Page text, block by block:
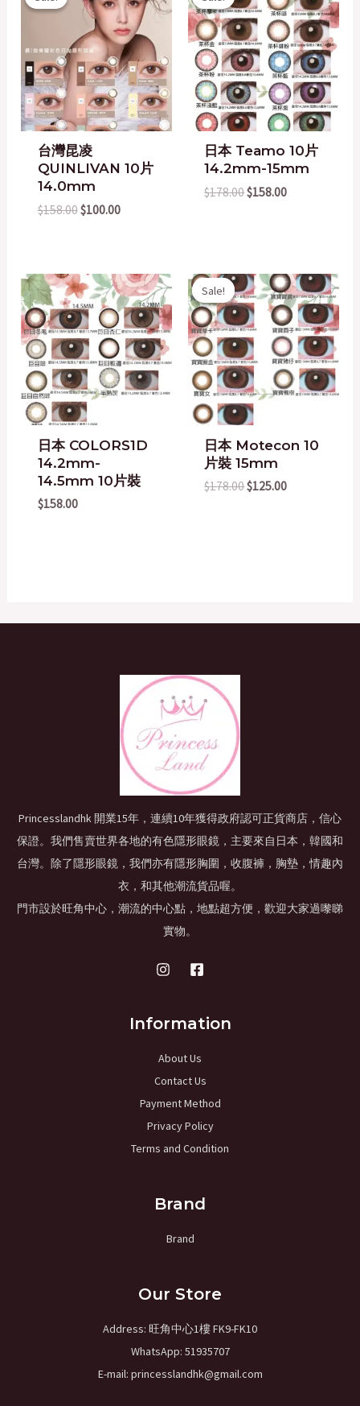
台灣昆凌
QUINLIVAN 10片
14.0mm
$158.00
was:
$158.00.
$100.00
is:
$100.00.
日本 Teamo 10片
14.2mm-15mm
$178.00
was:
$178.00.
$158.00
is:
$158.00.
日本 COLORS1D
14.2mm-
14.5mm 10片裝
$158.00
Sale!
Sale!
日本 Motecon 10
片裝 15mm
$178.00
Original
price
was:
$178.00.
$125.00
Current
price
is:
$125.00.
Princesslandhk 開業15年，連續10年獲得政府認可正貨商店，信心
保證。我們售賣世界各地的有色隱形眼鏡，主要來自日本，韓國和
台灣。除了隱形眼鏡，我們亦有隱形胸圍，收腹褲，胸墊，情趣內
衣，和其他潮流貨品喔。
門市設於旺角中心，潮流的中心點，地點超方便，歡迎大家過嚟睇
實物。
Information
About Us
Contact Us
Payment Method
Privacy Policy
Terms and Condition
Brand
Brand
Our Store
Address: 旺角中心1樓 FK9-FK10
WhatsApp: 51935707
E-mail: princesslandhk@gmail.com